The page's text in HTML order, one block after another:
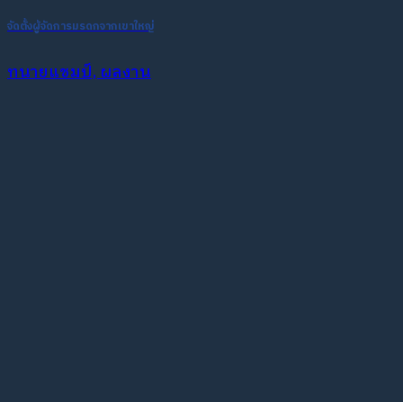
จัดตั้งผู้จัดการมรดกจากเขาใหญ่
ทนายแชมป์, ผลงาน